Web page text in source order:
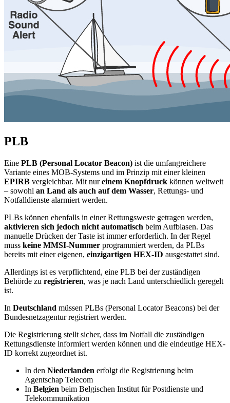
PLB
Eine PLB (Personal Locator Beacon) ist die umfangreichere
Variante eines MOB-Systems und im Prinzip mit einer kleinen
EPIRB vergleichbar. Mit nureinem Knopfdruck können weltweit
– sowohl an Land als auch auf dem Wasser, Rettungs- und
Notfalldienste alarmiert werden.
PLBs können ebenfalls in einer Rettungsweste getragen werden,
aktivieren sich jedoch nicht automatisch beim Aufblasen. Das
manuelle Drücken der Taste ist immer erforderlich. In der Regel
muss keine MMSI-Nummer programmiert werden, da PLBs
bereits mit einer eigenen, einzigartigen HEX-ID ausgestattet sind.
Allerdings ist es verpflichtend, eine PLB bei der zuständigen
Behörde zu registrieren, was je nach Land unterschiedlich geregelt
ist.
In Deutschland müssen PLBs (Personal Locator Beacons) bei der
Bundesnetzagentur registriert werden.
Die Registrierung stellt sicher, dass im Notfall die zuständigen
Rettungsdienste informiert werden können und die eindeutige HEX-
ID korrekt zugeordnet ist.
In den Niederlanden erfolgt die Registrierung beim
Agentschap Telecom
In Belgien beim Belgischen Institut für Postdienste und
Telekommunikation